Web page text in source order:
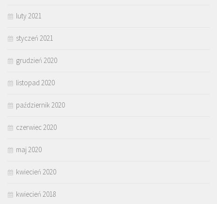
luty 2021
styczeń 2021
grudzień 2020
listopad 2020
październik 2020
czerwiec 2020
maj 2020
kwiecień 2020
kwiecień 2018